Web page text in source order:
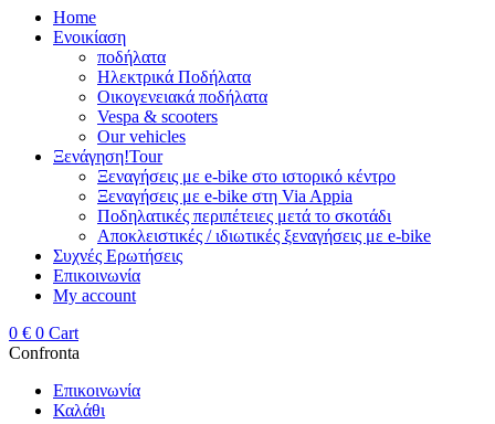
Home
Ενοικίαση
ποδήλατα
Ηλεκτρικά Ποδήλατα
Οικογενειακά ποδήλατα
Vespa & scooters
Our vehicles
Ξενάγηση!Tour
Ξεναγήσεις με e‑bike στο ιστορικό κέντρο
Ξεναγήσεις με e‑bike στη Via Appia
Ποδηλατικές περιπέτειες μετά το σκοτάδι
Αποκλειστικές / ιδιωτικές ξεναγήσεις με e‑bike
Συχνές Ερωτήσεις
Επικοινωνία
My account
0 € 0 Cart
Confronta
Επικοινωνία
Καλάθι